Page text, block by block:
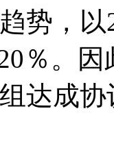
势，
％。
达成